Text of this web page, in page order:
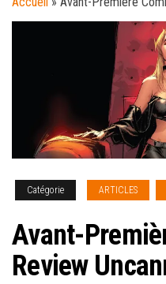
Catégorie ARTICLES
Avant-
Review